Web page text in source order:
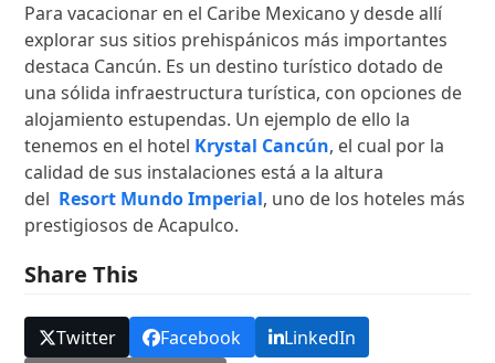
Para vacacionar en el Caribe Mexicano y desde allí
explorar sus sitios prehispánicos más importantes
destaca Cancún. Es un destino turístico dotado de
una sólida infraestructura turística, con opciones de
alojamiento estupendas. Un ejemplo de ello la
tenemos en el hotel Krystal Cancún, el cual por la
calidad de sus instalaciones está a la altura
del Resort Mundo Imperial, uno de los hoteles más
prestigiosos de Acapulco.
Share This
Twitter Facebook
LinkedIn